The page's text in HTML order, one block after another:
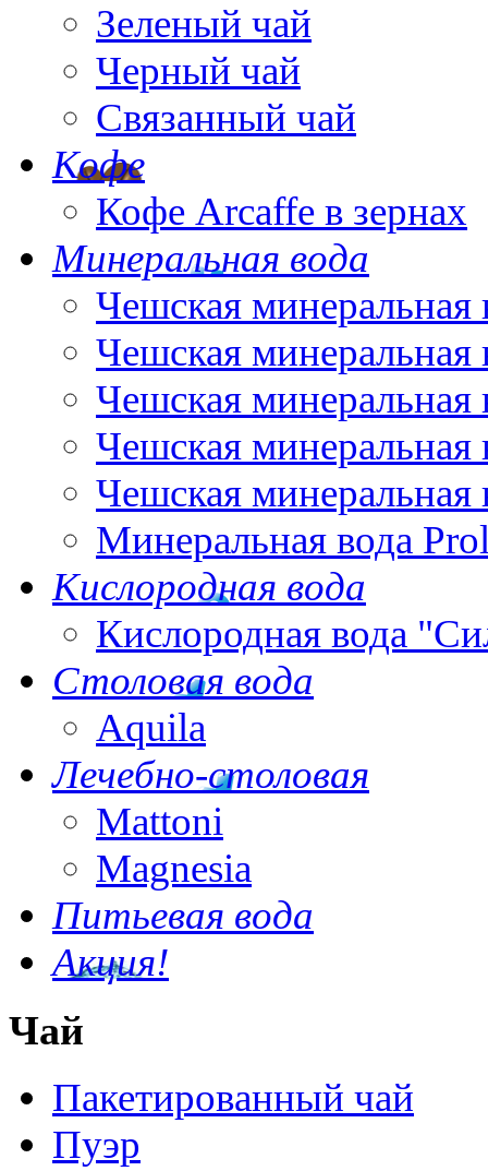
Зеленый чай
Черный чай
Связанный чай
Кофе
Кофе Arcaffe в зернах
Минеральная вода
Чешская минеральная
Чешская минеральная
Чешская минеральная
Чешская минеральная
Чешская минеральная
Минеральная вода
Кислородная вода
Кислородная вода
Столовая вода
Aquila
Лечебно-столовая
Mattoni
Magnesia
Питьевая вода
Акция!
Чай
Пакетированный чай
Пуэр